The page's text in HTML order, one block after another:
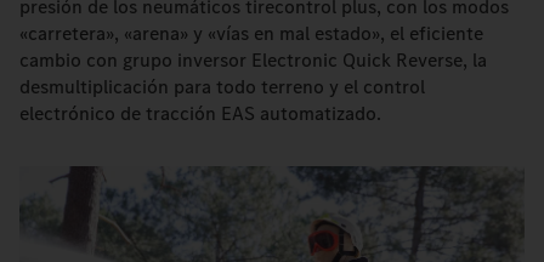
presión de los neumáticos tirecontrol plus, con los modos
«carretera», «arena» y «vías en mal estado», el eficiente
cambio con grupo inversor Electronic Quick Reverse, la
desmultiplicación para todo terreno y el control
electrónico de tracción EAS automatizado.